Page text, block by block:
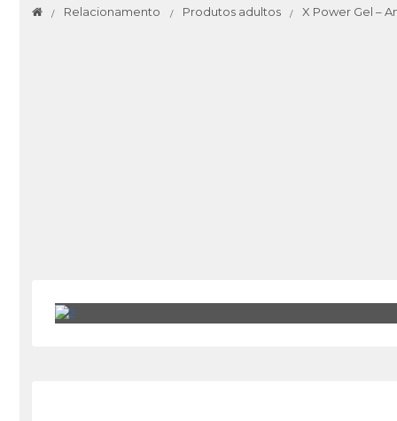
Relacionamento Produtos adultos X Power Gel –